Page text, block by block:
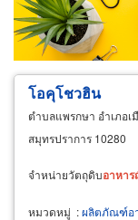
ขายส่ง
ผู้ส่งออก/นำเข้า
โอคุโชวฮิน
ตำบลแพรกษา อำเภอเ
สมุทรปราการ 10280
จำหน่ายวัตถุดิบอาหาร
หมวดหมู่ :ผลิตภัณฑ์อ